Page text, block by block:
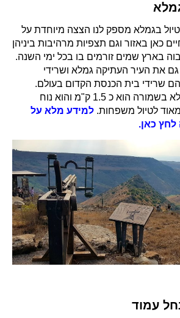
בגמלא מספק לנו הצצה מיוחדת על
כאן באזור וגם תצפיות מרהיבות ביניהן
בארץ שמים זורמים בו בכל ימי השנה.
את העיר העתיקה גמלא ושרידי
שרידי בית הכנסת הקדום בעולם.
אורכו של השביל המלא בשמורה הוא כ 1.5 ק"מ והוא נוח
לטיול משפחות. למידע מלא על
לחץ כאן.
עמוד